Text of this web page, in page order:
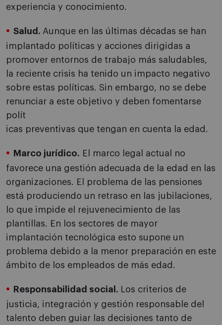
experiencia y conocimiento.
Salud. Aunque en las últimas décadas se han
implantado políticas y acciones dirigidas a
promover entornos de trabajo más saludables,
la reciente crisis ha tenido un impacto negativo
sobre estas políticas. Sin embargo, no se debe
renunciar a este objetivo y deben fomentarse
polít
icas preventivas que tengan en cuenta la edad.
Marco jurídico. El marco legal actual no
favorece una gestión adecuada de la edad en las
organizaciones. El problema de las pensiones
está produciendo un retraso en las jubilaciones,
lo que impide el rejuvenecimiento de las
plantillas. En los sectores de mayor
implantación tecnológica esto supone un
problema debido a la menor preparación en este
ámbito de los empleados de más edad.
Responsabilidad social. Los criterios de
justicia, integración y gestión responsable del
talento deben guiar las decisiones tanto de